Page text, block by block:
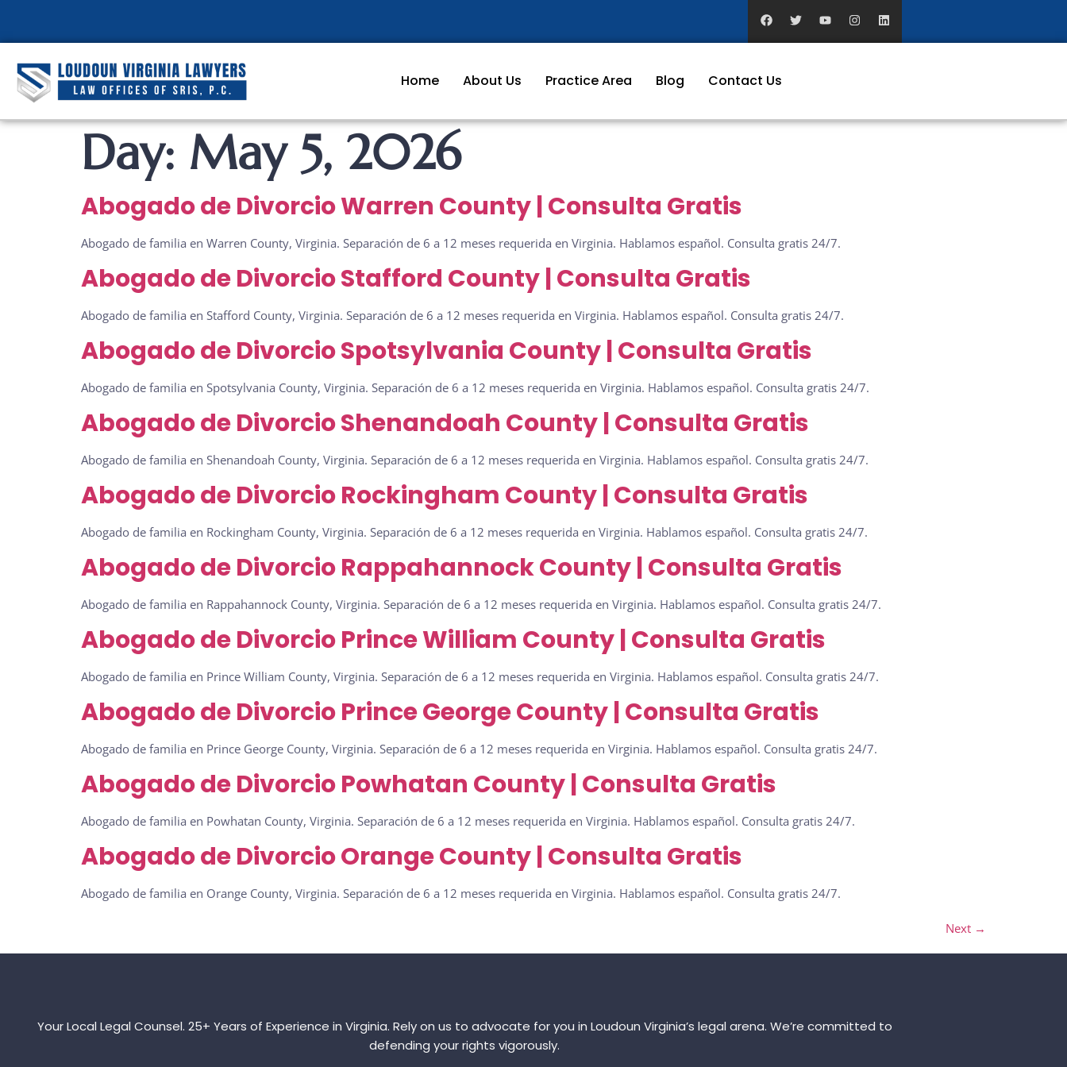
Home About Us Practice Area Blog Contact Us
Day: May 5, 2026
Abogado de Divorcio Warren County | Consulta Gratis
Abogado de familia en Warren County, Virginia. Separación de 6 a 12 meses requerida en Virginia. Hablamos español. Consulta gratis 24/7.
Abogado de Divorcio Stafford County | Consulta Gratis
Abogado de familia en Stafford County, Virginia. Separación de 6 a 12 meses requerida en Virginia. Hablamos español. Consulta gratis 24/7.
Abogado de Divorcio Spotsylvania County | Consulta Gratis
Abogado de familia en Spotsylvania County, Virginia. Separación de 6 a 12 meses requerida en Virginia. Hablamos español. Consulta gratis 24/7.
Abogado de Divorcio Shenandoah County | Consulta Gratis
Abogado de familia en Shenandoah County, Virginia. Separación de 6 a 12 meses requerida en Virginia. Hablamos español. Consulta gratis 24/7.
Abogado de Divorcio Rockingham County | Consulta Gratis
Abogado de familia en Rockingham County, Virginia. Separación de 6 a 12 meses requerida en Virginia. Hablamos español. Consulta gratis 24/7.
Abogado de Divorcio Rappahannock County | Consulta Gratis
Abogado de familia en Rappahannock County, Virginia. Separación de 6 a 12 meses requerida en Virginia. Hablamos español. Consulta gratis 24/7.
Abogado de Divorcio Prince William County | Consulta Gratis
Abogado de familia en Prince William County, Virginia. Separación de 6 a 12 meses requerida en Virginia. Hablamos español. Consulta gratis 24/7.
Abogado de Divorcio Prince George County | Consulta Gratis
Abogado de familia en Prince George County, Virginia. Separación de 6 a 12 meses requerida en Virginia. Hablamos español. Consulta gratis 24/7.
Abogado de Divorcio Powhatan County | Consulta Gratis
Abogado de familia en Powhatan County, Virginia. Separación de 6 a 12 meses requerida en Virginia. Hablamos español. Consulta gratis 24/7.
Abogado de Divorcio Orange County | Consulta Gratis
Abogado de familia en Orange County, Virginia. Separación de 6 a 12 meses requerida en Virginia. Hablamos español. Consulta gratis 24/7.
Next →
Your Local Legal Counsel. 25+ Years of Experience in Virginia. Rely on us to advocate for you in Loudoun Virginia’s legal arena. We’re committed to
defending your rights vigorously.